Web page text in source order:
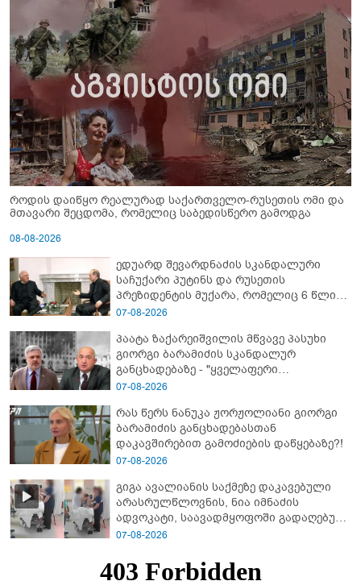
როდის დაიწყო რეალურად საქართველო-რუსეთის ომი და
მთავარი შეცდომა, რომელიც საბედისწერო გამოდგა
08-08-2026
ედუარდ შევარდნაძის სკანდალური
საჩუქარი პუტინს და რუსეთის
პრეზიდენტის მუქარა, რომელიც 6 წლის
შემდეგ აასრულა
07-08-2026
პაატა ზაქარეიშვილის მწვავე პასუხი
გიორგი ბარამიძის სკანდალურ
განცხადებაზე - "ყველაფერი
დეტალურად ვიცი... კამანში მოკლული
ბარამიძე კი ტყუის"
07-08-2026
რას წერს ნანუკა ჟორჟოლიანი გიორგი
ბარამიძის განცხადებასთან
დაკავშირებით გამოძიების დაწყებაზე?!
07-08-2026
გიგა ავალიანის საქმეზე დაკავებული
არასრულწლოვნის, ნია იმნაძის
ადვოკატი, საავადმყოფოში გადაღებულ
კადრებს ავრცელებს
07-08-2026